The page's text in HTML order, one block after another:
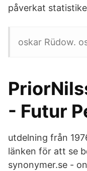
påverkat
oskar Rüdow.
- Futur
utdelning från
länken för att se
synonymer.se -